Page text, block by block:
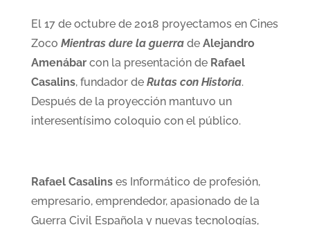
El 17 de octubre de 2018 proyectamos en Cines
Zoco Mientras dure la guerrade Alejandro
Amenábar con la presentación de Rafael
Casalins, fundador de Rutas con Historia.
Después de la proyección mantuvo un
interesentísimo coloquio con el público.
Rafael Casalinses Informático de profesión,
empresario, emprendedor, apasionado de la
Guerra Civil Española y nuevas tecnologías,